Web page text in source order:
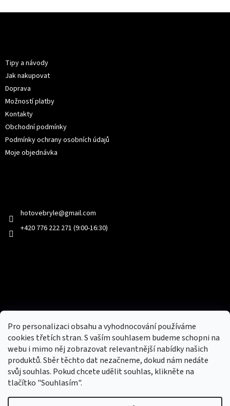
Pro personalizaci obsahu a vyhodnocování používáme
cookies třetích stran. S vaším souhlasem budeme schopni na
webu i mimo něj zobrazovat relevantnější nabídky našich
produktů. Sběr těchto dat nezačneme, dokud nám nedáte
svůj souhlas. Pokud chcete udělit souhlas, klikněte na
tlačítko "Souhlasím".
Tipy a návody
Jak nakupovat
Doprava
Možností platby
Kontakty
Obchodní podmínky
Podmínky ochrany osobních údajů
Moje objednávka
hotovebryle@gmail.com
+420 776 222 271 (9:00-16:30)
Nový obchod s batohy, cestovními zavazadly, tašky a peněženky